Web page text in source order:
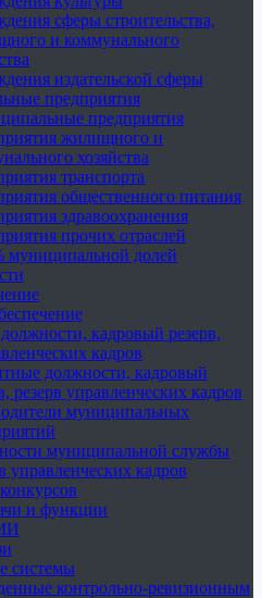
сферы строительства,
и коммунального
издательской сферы
предприятия
предприятия
жилищного и
хозяйства
транспорта
общественного питания
здравоохранения
прочих отраслей
муниципальной долей
кадровый резерв,
кадров
должности, кадровый
резерв управленческих кадров
муниципальных
муниципальной службы
управленческих кадров
и функции
системы
контрольно-ревизионным